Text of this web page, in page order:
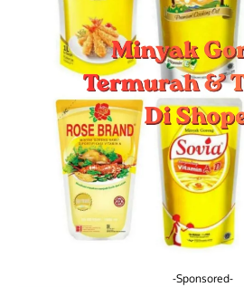
-Sponsored-